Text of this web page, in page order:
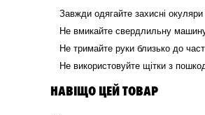
Завжди одягайте захисні
Не вмикайте свердлильну
Не тримайте руки близько до
Не використовуйте щітки з
НАВІЩО ЦЕЙ ТОВАР